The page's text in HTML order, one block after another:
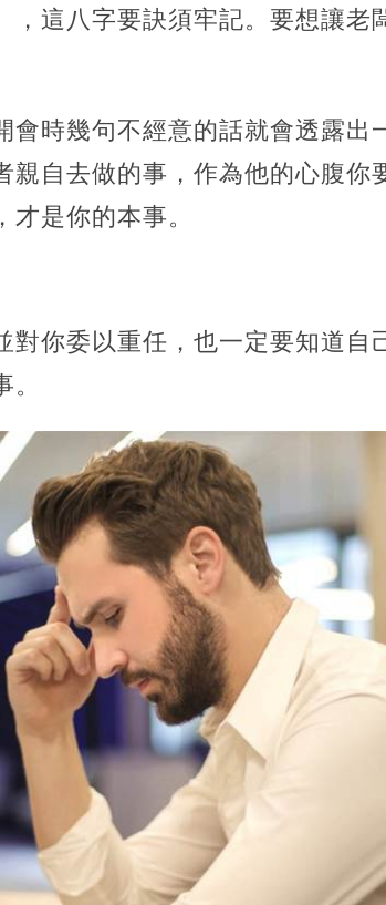
，這八字要訣須牢記。要想讓
會時幾句不經意的話就會透露出
親自去做的事，作為他的心腹你
是你的本事。
對你委以重任，也一定要知道自